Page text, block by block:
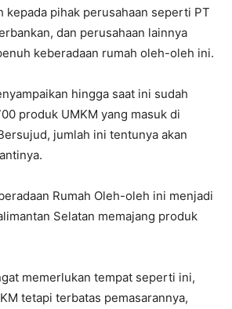
kepada pihak perusahaan seperti PT
dan perusahaan lainnya
keberadaan rumah oleh-oleh ini.
hingga saat ini sudah
produk UMKM yang masuk di
jumlah ini tentunya akan
Rumah Oleh-oleh ini menjadi
Selatan memajang produk
memerlukan tempat seperti ini,
tetapi terbatas pemasarannya,